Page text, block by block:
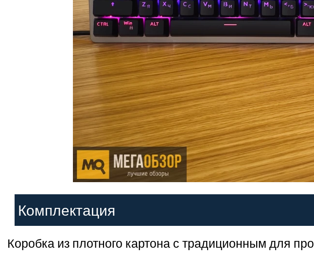
Комплектация
Коробка из плотного картона с традиционным для